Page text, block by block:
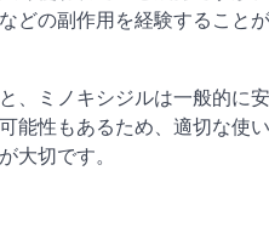
どの副作用を経験すること
、ミノキシジルは一般的に
能性もあるため、適切な使
大切です。